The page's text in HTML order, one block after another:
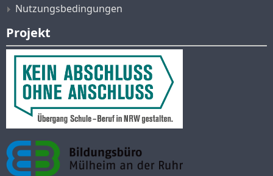
Nutzungsbedingungen
Projekt